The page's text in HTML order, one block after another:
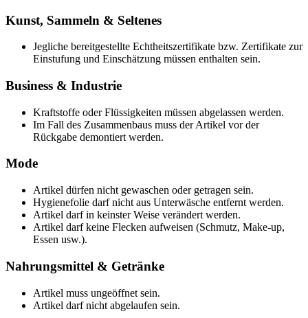
Kunst, Sammeln & Seltenes
Jegliche bereitgestellte Echtheitszertifikate bzw. Zertifikate zur
Einstufung und Einschätzung müssen enthalten sein.
Business & Industrie
Kraftstoffe oder Flüssigkeiten müssen abgelassen werden.
Im Fall des Zusammenbaus muss der Artikel vor der
Rückgabe demontiert werden.
Mode
Artikel dürfen nicht gewaschen oder getragen sein.
Hygienefolie darf nicht aus Unterwäsche entfernt werden.
Artikel darf in keinster Weise verändert werden.
Artikel darf keine Flecken aufweisen (Schmutz, Make-up,
Essen usw.).
Nahrungsmittel & Getränke
Artikel muss ungeöffnet sein.
Artikel darf nicht abgelaufen sein.